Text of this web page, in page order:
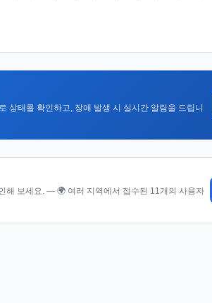
상태를 확인하고, 장애 발생 시 실시간 알림을 드립니
해 보세요. — 🌍 여러 지역에서 접수된 11개의 사용자